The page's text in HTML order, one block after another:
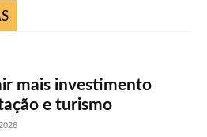
mais investimento
e turismo